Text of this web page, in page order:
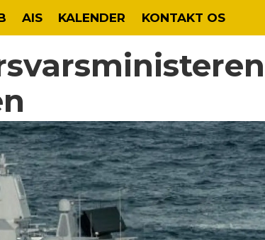
AIS KALENDER KONTAKT OS